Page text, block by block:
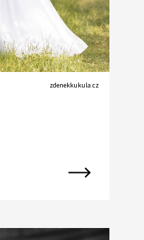
zdenekkukula.cz